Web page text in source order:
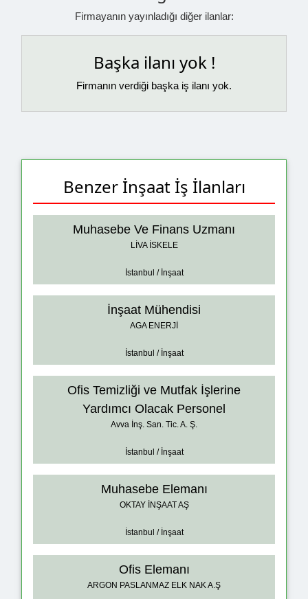
Firmayanın yayınladığı diğer ilanlar:
Başka ilanı yok !
Firmanın verdiği başka iş ilanı yok.
Benzer İnşaat İş İlanları
Muhasebe Ve Finans Uzmanı
LİVA İSKELE
İstanbul / İnşaat
İnşaat Mühendisi
AGA ENERJİ
İstanbul / İnşaat
Ofis Temizliği ve Mutfak İşlerine
Yardımcı Olacak Personel
Avva İnş. San. Tic. A. Ş.
İstanbul / İnşaat
Muhasebe Elemanı
OKTAY İNŞAAT AŞ
İstanbul / İnşaat
Ofis Elemanı
ARGON PASLANMAZ ELK NAK A.Ş